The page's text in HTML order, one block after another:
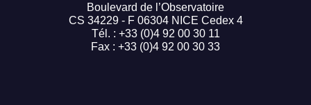
Boulevard de l’Observatoire
CS 34229 - F 06304 NICE Cedex 4
Tél. : +33 (0)4 92 00 30 11
Fax : +33 (0)4 92 00 30 33